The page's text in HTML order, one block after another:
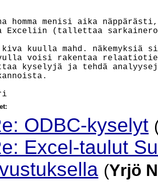
homma menisi aika
Exceliin (tallettaa
kuulla mahd. näkemyksiä
voisi rakentaa
kyselyjä ja tehdä
ODBC-kyselyt
Excel-taulut
(Yrjö